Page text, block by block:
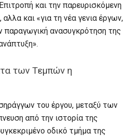
και την παρευρισκόμενη
και «για τη νέα γενια έργων,
παραγωγική ανασυγκρότηση της
των Τεμπών η
του έργου, μεταξύ των
από την ιστορία της
οδικό τμήμα της